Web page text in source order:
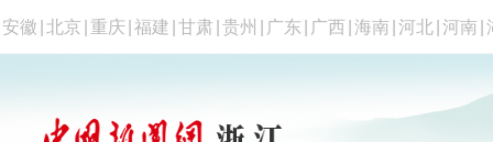
安徽 北京 重庆 福建 甘肃 贵州 广东 广西 海南 河北 河南